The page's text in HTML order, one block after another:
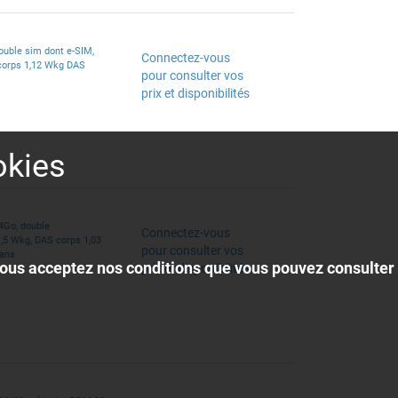
sim dont e-SIM,
1,12 Wkg DAS
Connectez-vous
pour consulter vos
prix et disponibilités
double
Wkg, DAS corps 1,03
Connectez-vous
pour consulter vos
prix et disponibilités
acceptez nos conditions que vous pouvez consulter